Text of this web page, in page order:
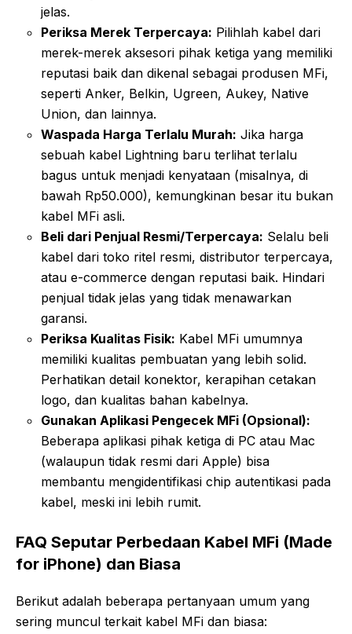
jelas.
Periksa Merek Terpercaya: Pilihlah kabel dari
merek-merek aksesori pihak ketiga yang memiliki
reputasi baik dan dikenal sebagai produsen MFi,
seperti Anker, Belkin, Ugreen, Aukey, Native
Union, dan lainnya.
Waspada Harga Terlalu Murah: Jika harga
sebuah kabel Lightning baru terlihat terlalu
bagus untuk menjadi kenyataan (misalnya, di
bawah Rp50.000), kemungkinan besar itu bukan
kabel MFi asli.
Beli dari Penjual Resmi/Terpercaya: Selalu beli
kabel dari toko ritel resmi, distributor terpercaya,
atau e-commerce dengan reputasi baik. Hindari
penjual tidak jelas yang tidak menawarkan
garansi.
Periksa Kualitas Fisik: Kabel MFi umumnya
memiliki kualitas pembuatan yang lebih solid.
Perhatikan detail konektor, kerapihan cetakan
logo, dan kualitas bahan kabelnya.
Gunakan Aplikasi Pengecek MFi (Opsional):
Beberapa aplikasi pihak ketiga di PC atau Mac
(walaupun tidak resmi dari Apple) bisa
membantu mengidentifikasi chip autentikasi pada
kabel, meski ini lebih rumit.
FAQ Seputar Perbedaan Kabel MFi (Made
for iPhone) dan Biasa
Berikut adalah beberapa pertanyaan umum yang
sering muncul terkait kabel MFi dan biasa: